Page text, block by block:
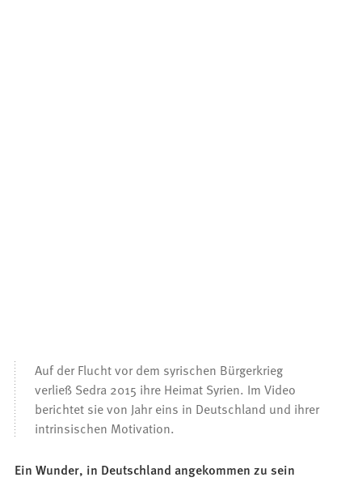
Auf der Flucht vor dem syrischen Bürgerkrieg
verließ Sedra 2015 ihre Heimat Syrien. Im Video
berichtet sie von Jahr eins in Deutschland und ihrer
intrinsischen Motivation.
Ein Wunder, in Deutschland angekommen zu sein